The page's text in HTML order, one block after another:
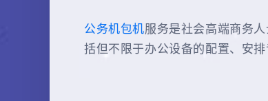
公务机包机服务是社会高端商务
括但不限于办公设备的配置、安